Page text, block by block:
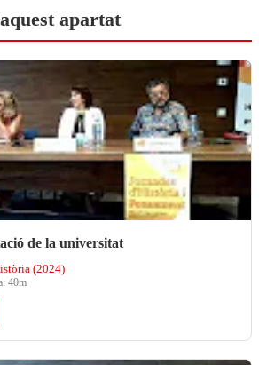
apartat
de la universitat
(2024)
40m